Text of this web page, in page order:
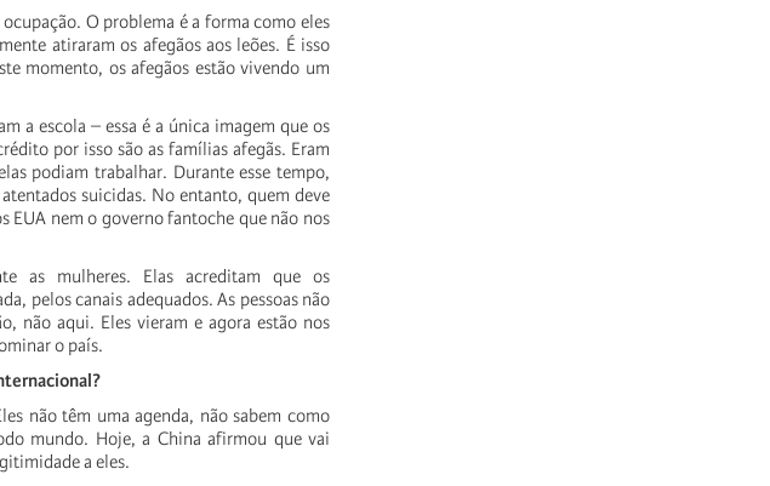
O problema é a forma como eles
atiraram os afegãos aos leões. É isso
momento, os afegãos estão vivendo um
a escola – essa é a única imagem que os
por isso são as famílias afegãs. Eram
podiam trabalhar. Durante esse tempo,
suicidas. No entanto, quem deve
EUA nem o governo fantoche que não nos
as mulheres. Elas acreditam que os
pelos canais adequados. As pessoas não
não aqui. Eles vieram e agora estão nos
o país.
não têm uma agenda, não sabem como
mundo. Hoje, a China afirmou que vai
a eles.